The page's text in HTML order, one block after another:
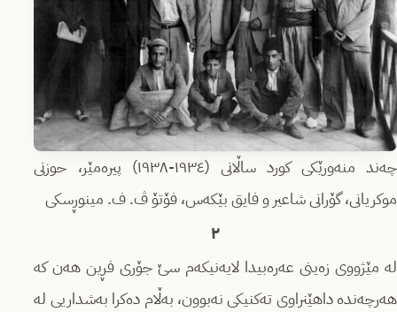
چەند منەورێکی کورد ساڵانی (١٩٣٤-١٩٣٨) پیرەمێر، حوزنی
موکریانی، گۆرانی شاعیر و فایق بێکەس، فۆتۆ ڤ. ف. مینوڕسکی
٢
لە مێژووى زەینى عەرەبیدا لایەنیكەم سێ جۆرى فڕین هەن كە
هەرچەندە داهێنراوى تەكنیكى نەبوون، بەڵام دەكرا بەشداریى لە